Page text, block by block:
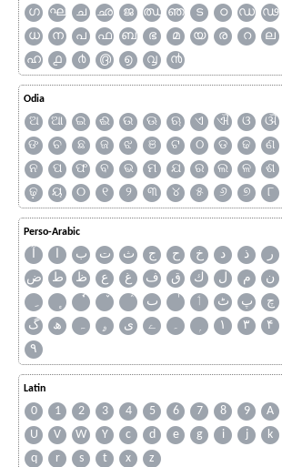
ഗ
ഘ ച ഛ ജ ഝ ഞ ട ഠ ഡ ഢ
ധ
ന പ ഫ ബ ഭ മ യ ര റ ല
ഹ
൧ ൪ ൫ ൭ ൮ ൯
Odia
ଅ ଆ ଇ ଈ ଉ ଊ ଋ ଏ ଐ ଓ ଔ
ଙ
ଚ ଛ ଜ ଝ ଞ ଟ ଠ ଡ ଢ ଣ
ନ
ପ ଫ ବ ଭ ମ ଯ ର ଲ ଳ ଶ
ଢ଼
ୟ ୦ ୧ ୨ ୩ ୪ ୫ ୬ ୭ ୮
Perso-Arabic
آ ا ب ت ث ج ح خ د ذ ر
ض
ط ظ ع غ ف ق ك ل م ن
ٮ
ٲ ٹ پ چ
گ
ھ ہ ۄ ی ے ۔ ۱ ۳ ۴
۹
Latin
0 1 2 3 4 5 6 7 8 9 A
U
V W Y c d e g i j k
q
r s t x z